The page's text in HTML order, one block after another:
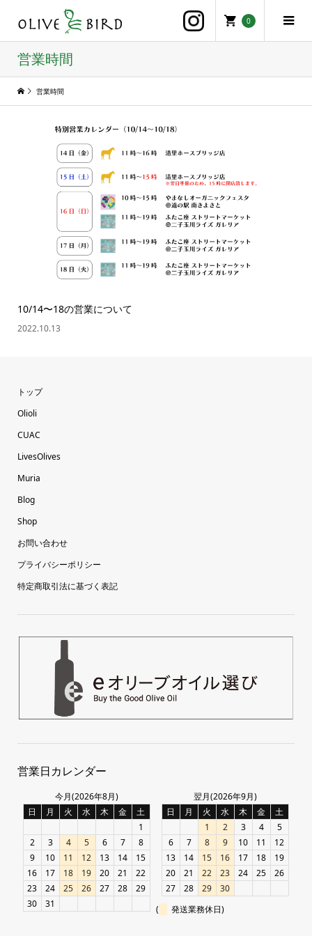
0
営業時間
営業時間
10/14〜18の営業について
2022.10.13
トップ
Olioli
CUAC
LivesOlives
Muria
Blog
Shop
お問い合わせ
プライバシーポリシー
特定商取引法に基づく表記
営業日カレンダー
今月(2026年8月)
日
月 火 水 木 金
土
1
2
3 4 5 6 7
8
9
10 11 12 13 14
15
16
17 18 19 20 21
22
23
24 25 26 27 28
29
30
31
翌月(2026年9月)
日
月 火 水 木 金
土
1
2 3 4
5
6
7 8 9 10 11
12
13
14 15 16 17 18
19
20
21 22 23 24 25
26
27
28 29
30
(
発送業務休日)